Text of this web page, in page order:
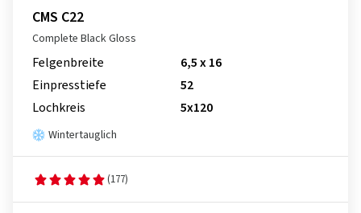
CMS C22
Complete Black Gloss
Felgenbreite
6,5 x 16
Einpresstiefe
52
Lochkreis
5x120
Wintertauglich
(177)